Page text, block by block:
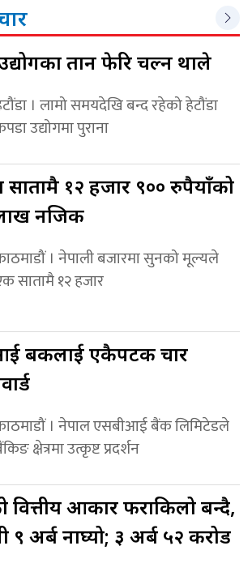
तान फेरि चल्न थाले
। लामो समयदेखि बन्द रहेको हेटौंडा
उद्योगमा पुराना
सातामै १२ हजार ९०० रुपैयाँको
नजिक
। नेपाली बजारमा सुनको मूल्यले
सातामै १२ हजार
बैंकलाई एकैपटक चार
। नेपाल एसबीआई बैंक लिमिटेडले
क्षेत्रमा उत्कृष्ट प्रदर्शन
आकार फराकिलो बन्दै,
९ अर्ब नाघ्यो; ३ अर्ब ५२ करोड